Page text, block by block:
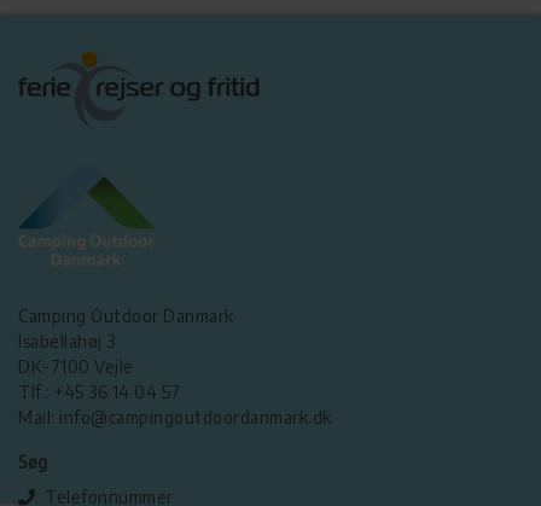
Camping Outdoor Danmark
Isabellahøj 3
DK-7100 Vejle
Tlf.: +45 36 14 04 57
Mail: info@campingoutdoordanmark.dk
Søg
Telefonnummer